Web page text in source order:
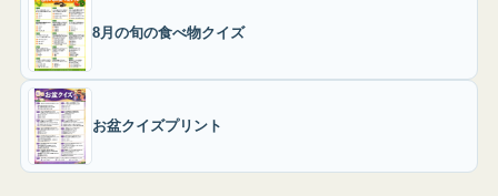
8月の旬の食べ物クイズ
お盆クイズプリント